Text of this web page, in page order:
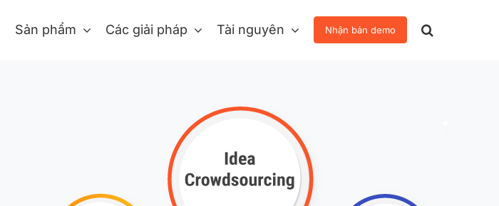
Sản phẩm Các giải pháp Tài nguyên Nhận bản demo